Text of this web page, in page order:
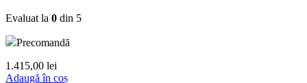
Evaluat la 0 din 5
Precomandă
1.415,00 lei
Adaugă în coș